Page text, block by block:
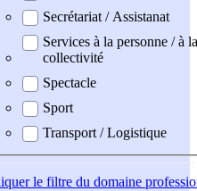
Secrétariat / Assistanat
Services à la personne / à la
collectivité
Spectacle
Sport
Transport / Logistique
le filtre du domaine